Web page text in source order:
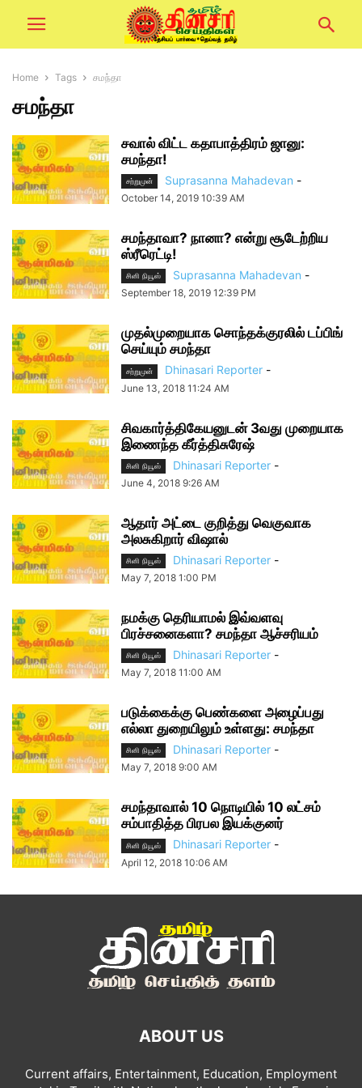
Home Tags சமந்தா
சமந்தா
சவால் விட்ட கதாபாத்திரம் ஜானு:
சமந்தா!
சற்றுமுன் Suprasanna Mahadevan -
October 14, 2019 10:39 AM
சமந்தாவா? நானா? என்று சூடேற்றிய
ஸ்ரீரெட்டி!
சினி நியூஸ் Suprasanna Mahadevan -
September 18, 2019 12:39 PM
முதல்முறையாக சொந்தக்குரலில் டப்பிங்
செய்யும் சமந்தா
சற்றுமுன் Dhinasari Reporter -
June 13, 2018 11:24 AM
சிவகார்த்திகேயனுடன் 3வது முறையாக
இணைந்த கீர்த்திசுரேஷ்
சினி நியூஸ் Dhinasari Reporter -
June 4, 2018 9:26 AM
ஆதார் அட்டை குறித்து வெகுவாக
அலசுகிறார் விஷால்
சினி நியூஸ் Dhinasari Reporter -
May 7, 2018 1:00 PM
நமக்கு தெரியாமல் இவ்வளவு
பிரச்சனைகளா? சமந்தா ஆச்சரியம்
சினி நியூஸ் Dhinasari Reporter -
May 7, 2018 11:00 AM
படுக்கைக்கு பெண்களை அழைப்பது
எல்லா துறையிலும் உள்ளது: சமந்தா
சினி நியூஸ் Dhinasari Reporter -
May 7, 2018 9:00 AM
சமந்தாவால் 10 நொடியில் 10 லட்சம்
சம்பாதித்த பிரபல இயக்குனர்
சினி நியூஸ் Dhinasari Reporter -
April 12, 2018 10:06 AM
ABOUT US
Current affairs, Entertainment, Education, Employment